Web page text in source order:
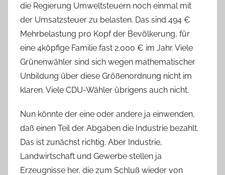
die Regierung Umweltsteuern noch einmal mit
der Umsatzsteuer zu belasten. Das sind 494 €
Mehrbelastung pro Kopf der Bevölkerung, für
eine 4köpfige Familie fast 2.000 € im Jahr. Viele
Grünenwähler sind sich wegen mathematischer
Unbildung über diese Größenordnung nicht im
klaren. Viele CDU-Wähler übrigens auch nicht.
Nun könnte der eine oder andere ja einwenden,
daß einen Teil der Abgaben die Industrie bezahlt.
Das ist zunächst richtig. Aber Industrie,
Landwirtschaft und Gewerbe stellen ja
Erzeugnisse her, die zum Schluß wieder von